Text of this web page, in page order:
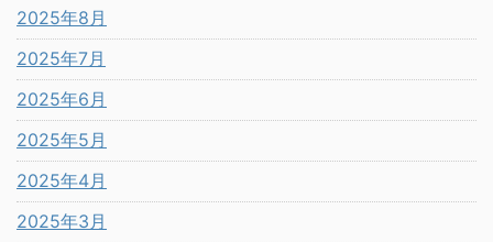
2025年8月
2025年7月
2025年6月
2025年5月
2025年4月
2025年3月